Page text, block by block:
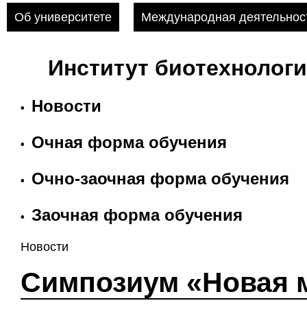
Об университете Международная
Институт
• Новости
• Очная форма обучения
• Очно-заочная форма обучения
• Заочная форма обучения
Новости
Симпозиум «Новая